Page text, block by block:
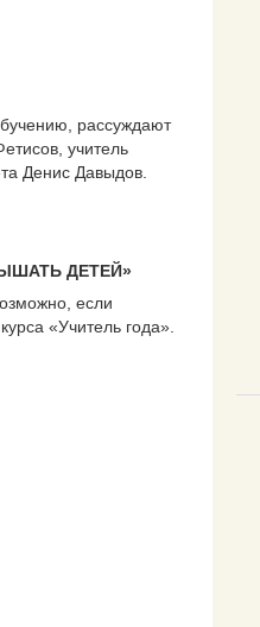
рассуждают
учитель
Денис Давыдов.
ДЕТЕЙ»
если
«Учитель года».